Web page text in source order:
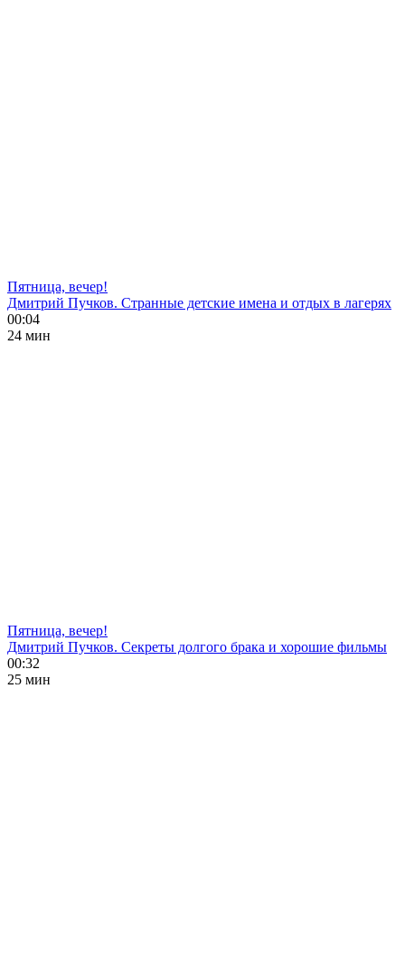
Пятница, вечер!
Дмитрий Пучков. Странные детские имена и отдых в лагерях
00:04
24 мин
Пятница, вечер!
Дмитрий Пучков. Секреты долгого брака и хорошие фильмы
00:32
25 мин